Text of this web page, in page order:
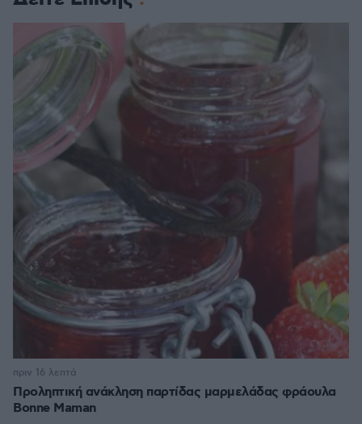
Προληπτική ανάκληση παρτίδας μαρμελάδας φράουλα
Bonne Maman
πριν 16 λεπτά